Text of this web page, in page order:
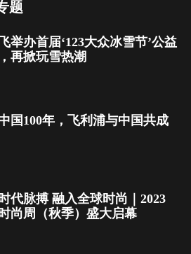
题
举办首届‘123大众冰雪节’公益
再掀玩雪热潮
国100年，飞利浦与中国共成
代脉搏 融入全球时尚｜2023
尚周（秋季）盛大启幕